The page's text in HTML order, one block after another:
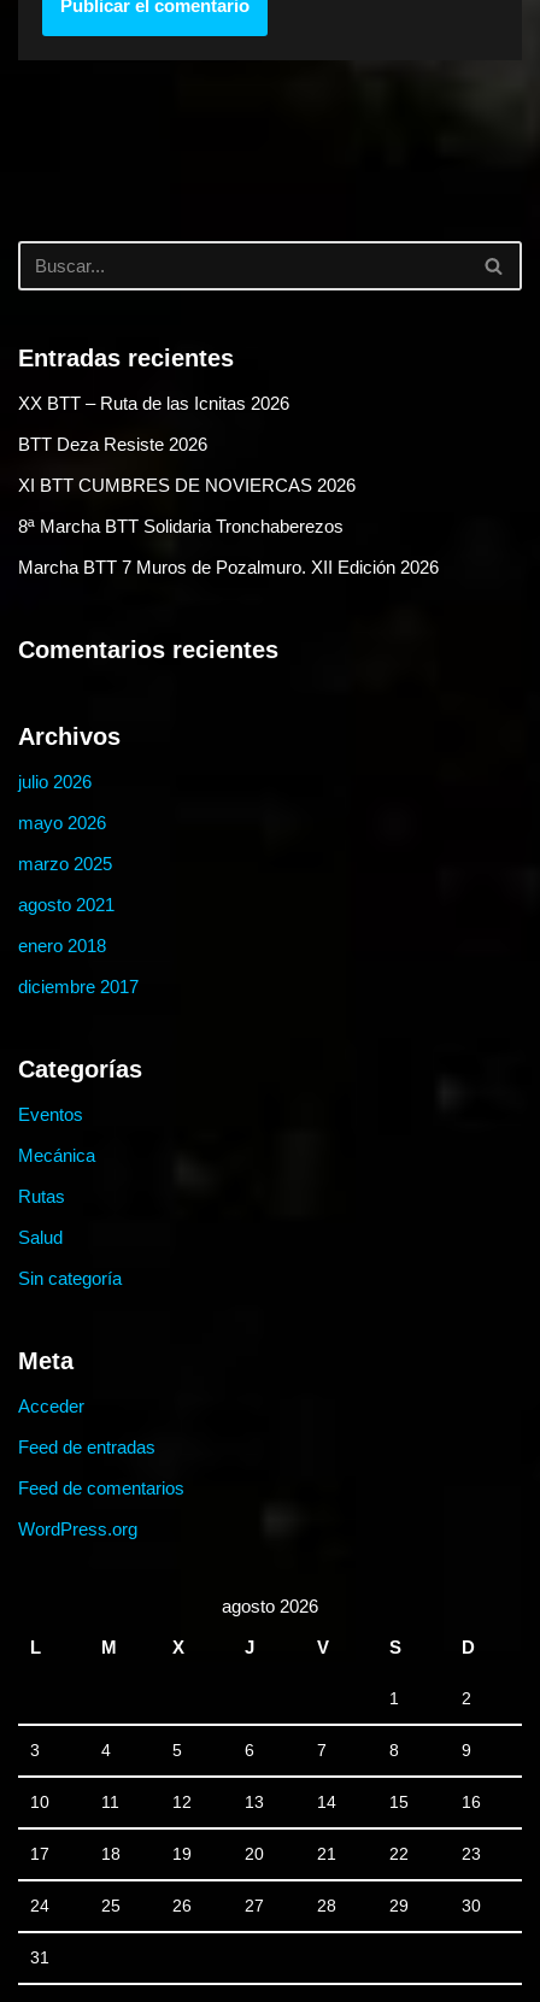
Entradas recientes
XX BTT – Ruta de las Icnitas 2026
BTT Deza Resiste 2026
XI BTT CUMBRES DE NOVIERCAS 2026
8ª Marcha BTT Solidaria Tronchaberezos
Marcha BTT 7 Muros de Pozalmuro. XII Edición 2026
Comentarios recientes
Archivos
julio 2026
mayo 2026
marzo 2025
agosto 2021
enero 2018
diciembre 2017
Categorías
Eventos
Mecánica
Rutas
Salud
Sin categoría
Meta
Acceder
Feed de entradas
Feed de comentarios
WordPress.org
agosto 2026
L
M X J V S D
1 2
3 4 5 6 7 8 9
10 11 12 13 14 15 16
17 18 19 20 21 22 23
24 25 26 27 28 29 30
31